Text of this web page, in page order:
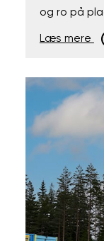
og ro på
Læs mere